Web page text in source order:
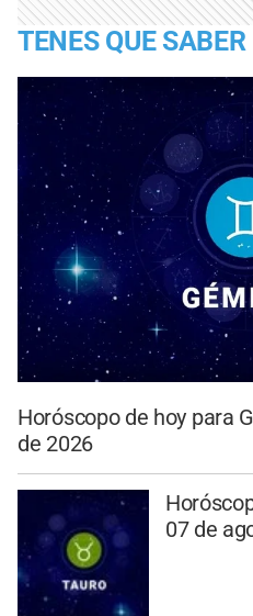
TENES QUE SABER
Horóscopo de hoy para
de 2026
07 de